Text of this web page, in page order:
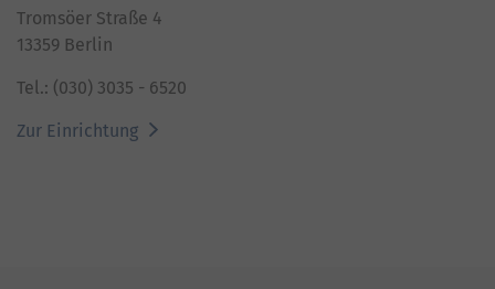
Tromsöer Straße 4
13359 Berlin
Tel.: (030) 3035 - 6520
Zur Einrichtung